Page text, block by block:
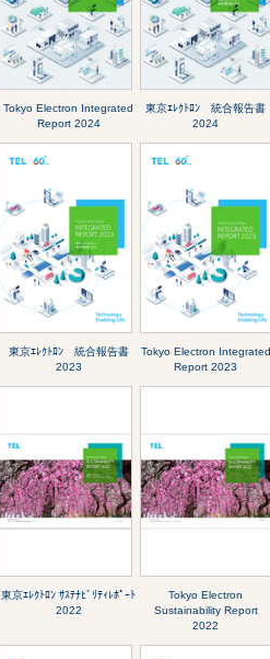
Tokyo Electron Integrated
Report 2024
東京ｴﾚｸﾄﾛﾝ 統合報告書
2024
東京ｴﾚｸﾄﾛﾝ 統合報告書
2023
Tokyo Electron Integrated
Report 2023
東京ｴﾚｸﾄﾛﾝ ｻｽﾃﾅﾋﾞﾘﾃｨﾚﾎﾟｰﾄ
2022
Tokyo Electron
Sustainability Report
2022